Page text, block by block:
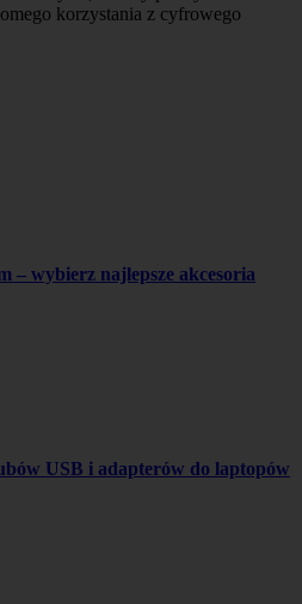
korzystania z cyfrowego
– wybierz najlepsze akcesoria
USB i adapterów do laptopów